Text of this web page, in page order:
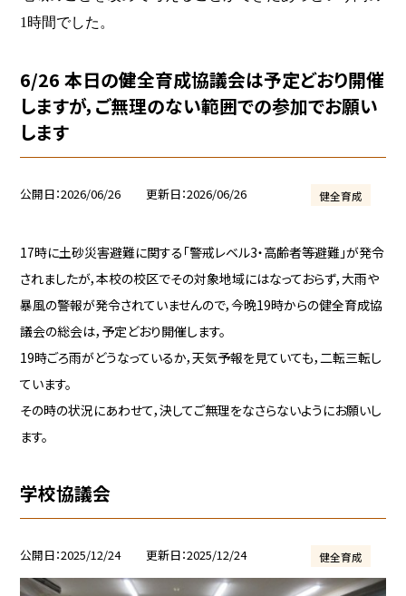
1時間でした。
6/26 本日の健全育成協議会は予定どおり開催
しますが，ご無理のない範囲での参加でお願い
します
公開日 2026/06/26 更新日 2026/06/26 健全育成
17時に土砂災害避難に関する「警戒レベル3・高齢者等避難」が発令
されましたが，本校の校区でその対象地域にはなっておらず，大雨や
暴風の警報が発令されていませんので，今晩19時からの健全育成協
議会の総会は，予定どおり開催します。
19時ごろ雨がどうなっているか，天気予報を見ていても，二転三転し
ています。
その時の状況にあわせて，決してご無理をなさらないようにお願いし
ます。
学校協議会
公開日 2025/12/24 更新日 2025/12/24 健全育成